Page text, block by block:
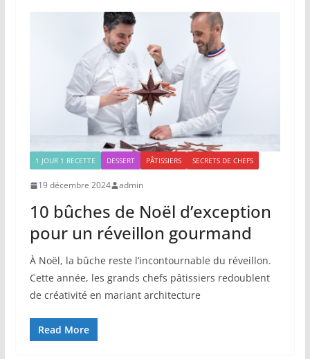
1 JOUR 1 RECETTE DESSERT PÂTISSIERS SECRETS DE CHEFS
19 décembre 2024 admin
10 bûches de Noël d’exception
pour un réveillon gourmand
À Noël, la bûche reste l’incontournable du réveillon.
Cette année, les grands chefs pâtissiers redoublent
de créativité en mariant architecture
Read More